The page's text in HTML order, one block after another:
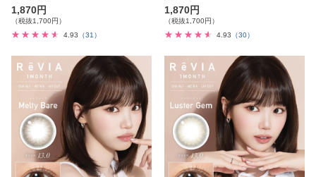
1,870円
（税抜1,700円）
4.93 （31）
1,870円
（税抜1,700円）
4.93
（30）